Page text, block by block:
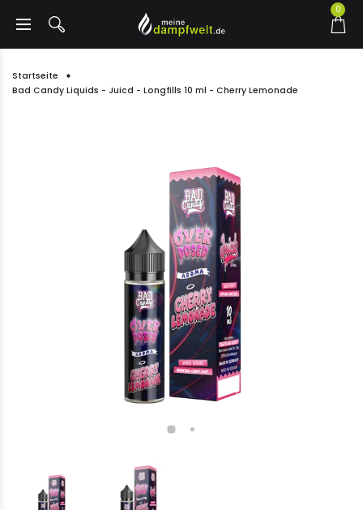
0
Startseite
Bad Candy Liquids - Juicd - Longfills 10 ml - Cherry Lemonade